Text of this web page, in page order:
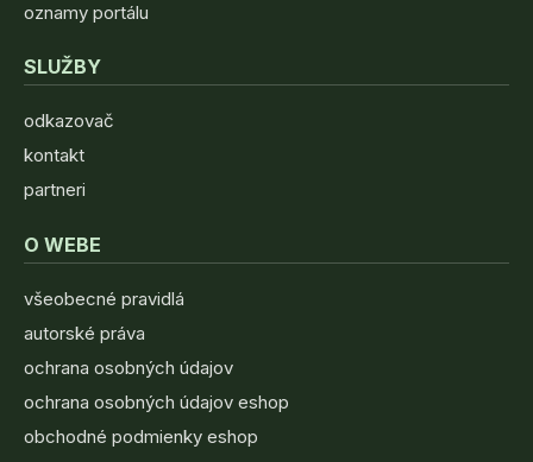
oznamy portálu
SLUŽBY
odkazovač
kontakt
partneri
O WEBE
všeobecné pravidlá
autorské práva
ochrana osobných údajov
ochrana osobných údajov eshop
obchodné podmienky eshop